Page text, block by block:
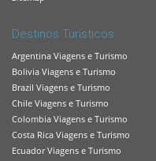
Destinos Turísticos
Argentina Viagens e Turismo
Bolivia Viagens e Turismo
Brazil Viagens e Turismo
Chile Viagens e Turismo
Colombia Viagens e Turismo
Costa Rica Viagens e Turismo
Ecuador Viagens e Turismo